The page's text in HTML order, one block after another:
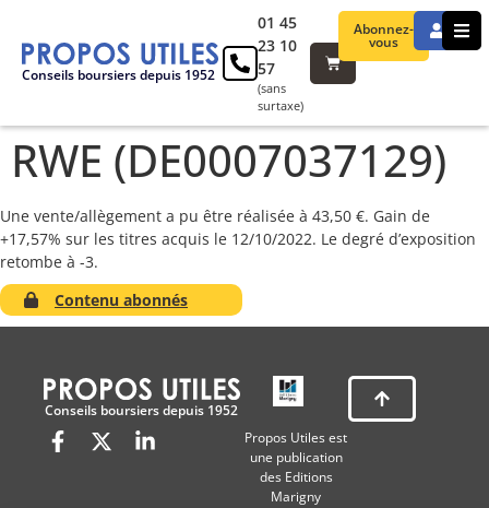
Conseils boursiers depuis 1952
Abonnez-
vous
01 45
23 10
57
(sans
surtaxe)
RWE (DE0007037129)
Une vente/allègement a pu être réalisée à 43,50 €. Gain de
+17,57% sur les titres acquis le 12/10/2022. Le degré d’exposition
retombe à -3.
Contenu abonnés
Conseils boursiers depuis 1952
Propos Utiles est
une publication
des Editions
Marigny